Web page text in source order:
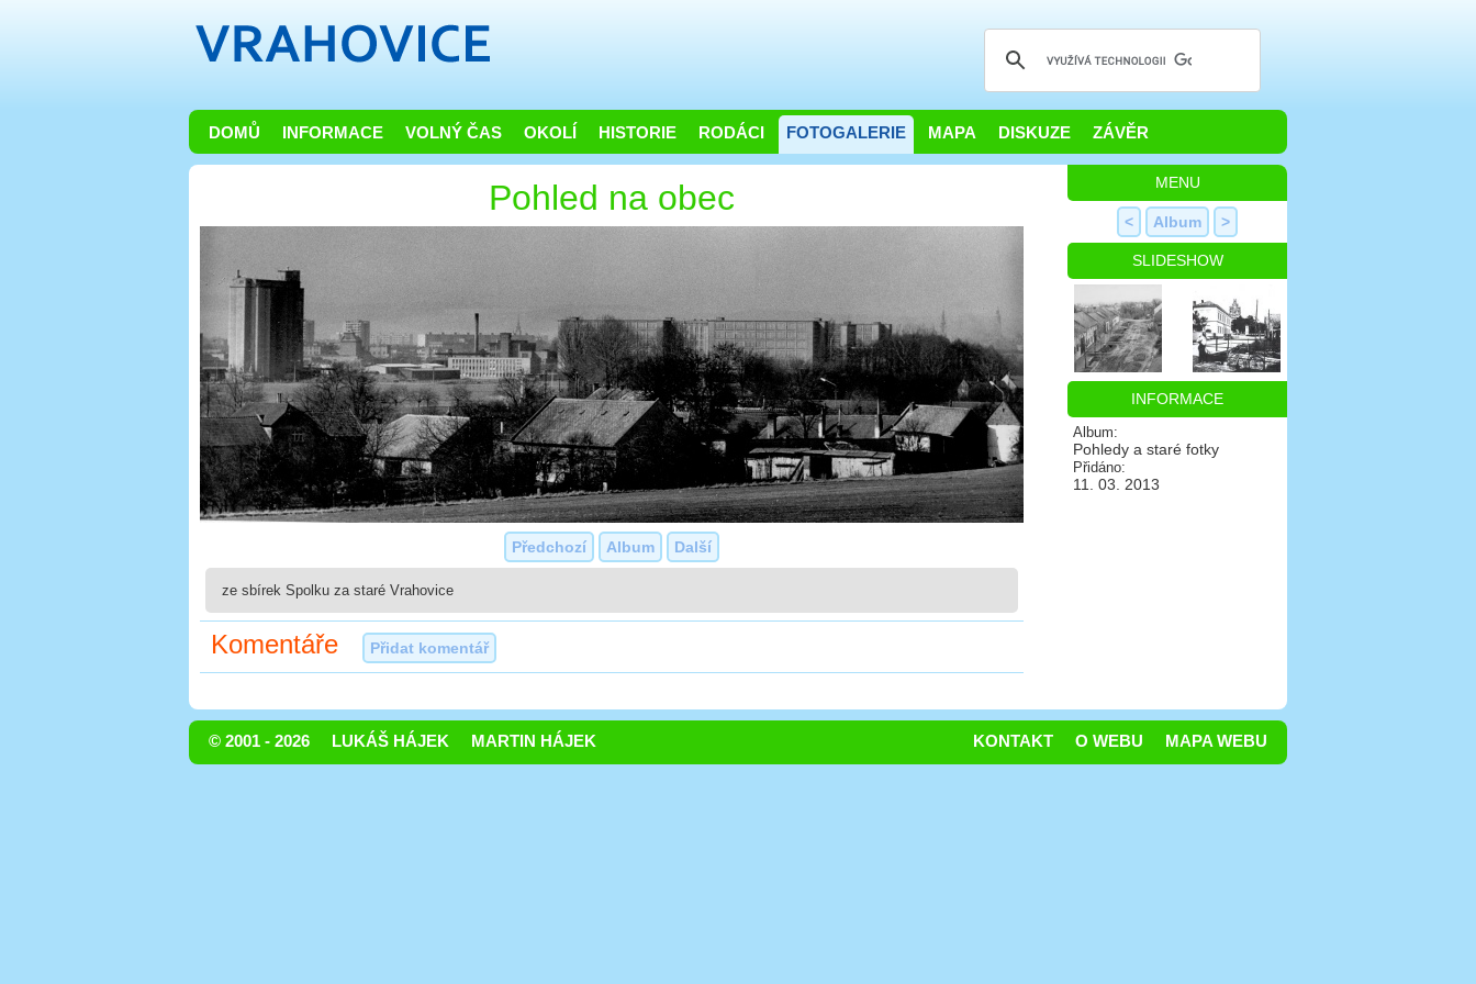
DOMŮ INFORMACE VOLNÝ ČAS OKOLÍ HISTORIE RODÁCI FOTOGALERIE MAPA DISKUZE ZÁVĚR
Pohled na obec
Předchozí Album Další
ze sbírek Spolku za staré Vrahovice
Komentáře Přidat komentář
MENU
< Album >
SLIDESHOW
INFORMACE
Album:
Pohledy a staré fotky
Přidáno:
11. 03. 2013
© 2001 - 2026 LUKÁŠ HÁJEK MARTIN HÁJEK MAPA WEBU
O WEBU
KONTAKT